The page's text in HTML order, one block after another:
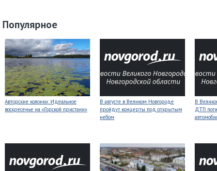
Популярное
Авторские колонки: Идеальное
воскресенье на «Горской пристани»
В августе в Великом Новгороде
пройдут концерты под открытым
небом
В
ДТП